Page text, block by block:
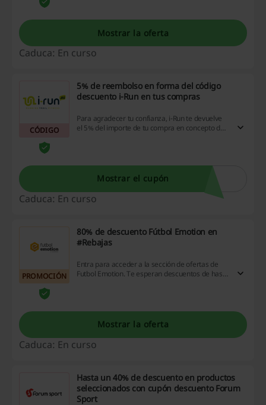
Mostrar la oferta
Caduca: En curso
CÓDIGO
5% de reembolso en forma del código
descuento i-Run en tus compras
Para agradecer tu confianza, i-Run te devuelve
el 5% del importe de tu compra en concepto de
producto puedes encontrar cuanto ganas por la
compra de dicho artículo. ¡No dejes pasar esta
oportunidad!
Mostrar el cupón
Caduca: En curso
PROMOCIÓN
80% de descuento Fútbol Emotion en
#Rebajas
Entra para acceder a la sección de ofertas de
Futbol Emotion. Te esperan descuentos de hasta
Mostrar la oferta
Caduca: En curso
Hasta un 40% de descuento en productos
seleccionados con cupón descuento Forum
Sport